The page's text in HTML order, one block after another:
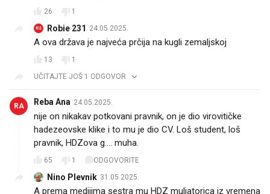
26 1
R2 Robie 231 24.05.2025.
A ova država je najveća prčija na kugli zemaljskoj
13
1
UČITAJTE JOŠ 1 ODGOVOR
RA Reba Ana 24.05.2025.
nije on nikakav potkovani pravnik, on je dio virovitičke
hadezeovske klike i to mu je dio CV. Loš student, loš
pravnik, HDZova g.... muha.
65 1 ODGOVORITE
Nino Plevnik 31.05.2025.
A prema medijima sestra mu HDZ muljatorica iz vremena